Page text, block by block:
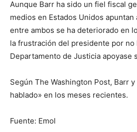
Aunque Barr ha sido un fiel fiscal
medios en Estados Unidos apuntan
entre ambos se ha deteriorado en
la frustración del presidente por no
Departamento de Justicia apoyase
Según The Washington Post, Barr
hablado» en los meses recientes.
Fuente: Emol